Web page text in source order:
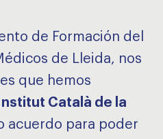
de Formación del
de Lleida, nos
que hemos
nstitut Català de la
acuerdo para poder